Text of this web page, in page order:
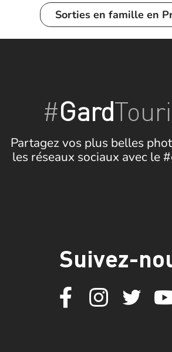
Sorties en famille en
#Gard
Partagez vos plus belles
les réseaux sociaux avec le
Suivez-